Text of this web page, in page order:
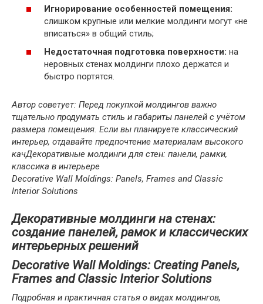
Игнорирование особенностей помещения:
слишком крупные или мелкие молдинги могут «не
вписаться» в общий стиль;
Недостаточная подготовка поверхности: на
неровных стенах молдинги плохо держатся и
быстро портятся.
Автор советует: Перед покупкой молдингов важно
тщательно продумать стиль и габариты панелей с учётом
размера помещения. Если вы планируете классический
интерьер, отдавайте предпочтение материалам высокого
качДекоративные молдинги для стен: панели, рамки,
классика в интерьере
Decorative Wall Moldings: Panels, Frames and Classic
Interior Solutions
Декоративные молдинги на стенах:
создание панелей, рамок и классических
интерьерных решений
Decorative Wall Moldings: Creating Panels,
Frames and Classic Interior Solutions
Подробная и практичная статья о видах молдингов,